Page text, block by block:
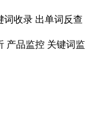
词收录 出单词反查
产品监控 关键词监